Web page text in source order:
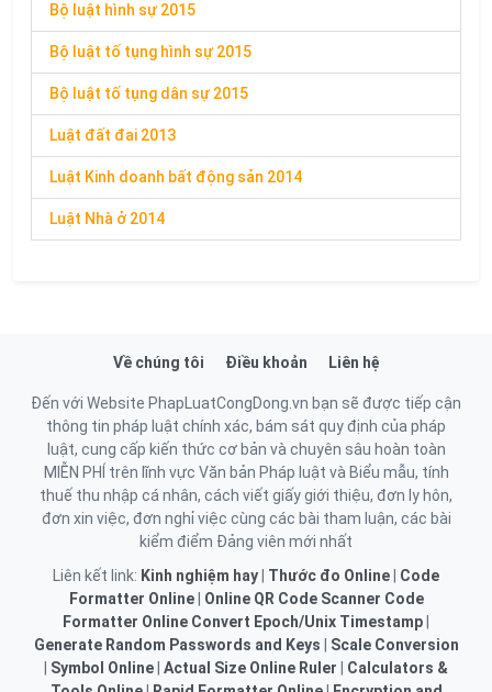
Bộ luật hình sự 2015
Bộ luật tố tụng hình sự 2015
Bộ luật tố tụng dân sự 2015
Luật đất đai 2013
Luật Kinh doanh bất động sản 2014
Luật Nhà ở 2014
Về chúng tôi Điều khoản Liên hệ
Đến với Website PhapLuatCongDong.vn bạn sẽ được tiếp cận
thông tin pháp luật chính xác, bám sát quy định của pháp
luật, cung cấp kiến thức cơ bản và chuyên sâu hoàn toàn
MIỄN PHÍ trên lĩnh vực Văn bản Pháp luật và Biểu mẫu, tính
thuế thu nhập cá nhân, cách viết giấy giới thiệu, đơn ly hôn,
đơn xin việc, đơn nghỉ việc cùng các bài tham luận, các bài
kiểm điểm Đảng viên mới nhất
Liên kết link: Kinh nghiệm hay Thước đo Online
Code
Formatter Online| Online QR Code Scanner Code
Formatter Online Convert Epoch/Unix Timestamp
Generate Random Passwords and Keys
Scale Conversion
Symbol Online Actual Size Online Ruler
Calculators &